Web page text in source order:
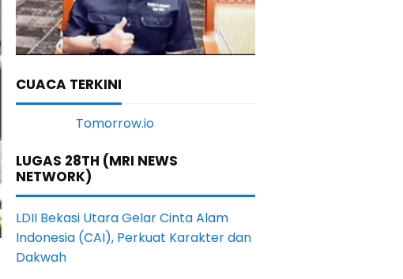
CUACA TERKINI
LUGAS 28TH (MRI NEWS
NETWORK)
LDII Bekasi Utara Gelar Cinta Alam
Indonesia (CAI), Perkuat Karakter dan
Dakwah